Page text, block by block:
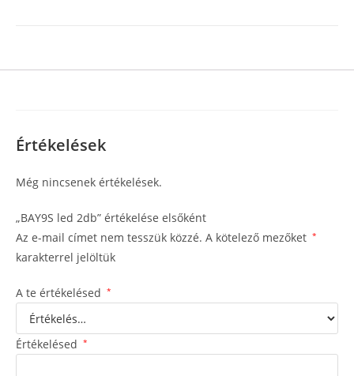
Értékelések
Még nincsenek értékelések.
„BAY9S led 2db” értékelése elsőként
Az e-mail címet nem tesszük közzé. A kötelező mezőket *
karakterrel jelöltük
A te értékelésed *
Értékelésed *